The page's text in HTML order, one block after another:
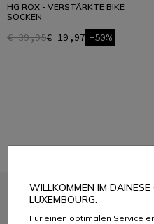
HG ROX - VERSTÄRKTE BIKE
SOCKEN
€ 39,95€ 19,97 -50%
MELDEN SIE SICH
Melden Sie sich für den
WILLKOMMEN IM
LUXEMBOURG.
Für einen optimalen Service